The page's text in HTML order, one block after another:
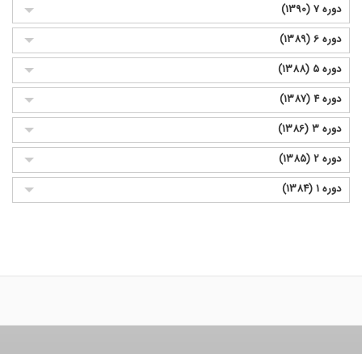
دوره 7 (1390)
دوره 6 (1389)
دوره 5 (1388)
دوره 4 (1387)
دوره 3 (1386)
دوره 2 (1385)
دوره 1 (1384)